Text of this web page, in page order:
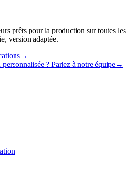
prêts pour la production sur toutes les
version adaptée.
→
? Parlez à notre équipe→